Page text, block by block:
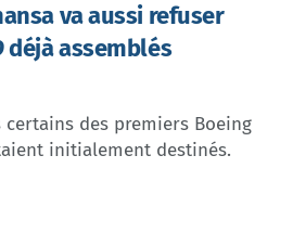
va aussi refuser
déjà assemblés
des premiers Boeing
initialement destinés.